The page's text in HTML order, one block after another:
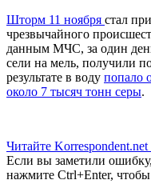
Шторм 11 ноября стал
чрезвычайного
данным МЧС, за один
сели на мель, получили
результате в воду попало
около 7 тысяч тонн серы.
Читайте
Если вы заметили
нажмите Ctrl+Enter,